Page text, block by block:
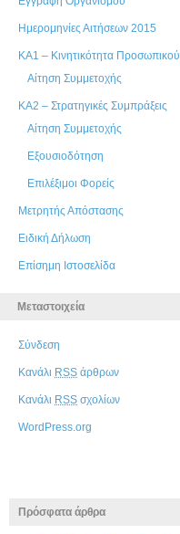
Ημερομηνίες Αιτήσεων 2015
ΚΑ1 – Κινητικότητα Προσωπικού
Αίτηση Συμμετοχής
ΚΑ2 – Στρατηγικές Συμπράξεις
Αίτηση Συμμετοχής
Εξουσιοδότηση
Επιλέξιμοι Φορείς
Μετρητής Απόστασης
Ειδική Δήλωση
Επίσημη Ιστοσελίδα
Μεταστοιχεία
Σύνδεση
Κανάλι RSS άρθρων
Κανάλι RSS σχολίων
WordPress.org
Πρόσφατα άρθρα